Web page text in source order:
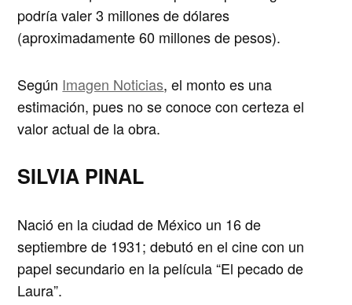
podría valer 3 millones de dólares
(aproximadamente 60 millones de pesos).
Según Imagen Noticias, el monto es una
estimación, pues no se conoce con certeza el
valor actual de la obra.
SILVIA PINAL
Nació en la ciudad de México un 16 de
septiembre de 1931; debutó en el cine con un
papel secundario en la película “El pecado de
Laura”.